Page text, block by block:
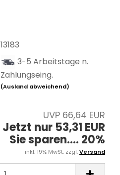
13183
3-5 Arbeitstage n.
Zahlungseing.
(Ausland abweichend)
UVP 66,64 EUR
Jetzt nur 53,31 EUR
Sie sparen.... 20%
inkl. 19% MwSt. zzgl.Versand